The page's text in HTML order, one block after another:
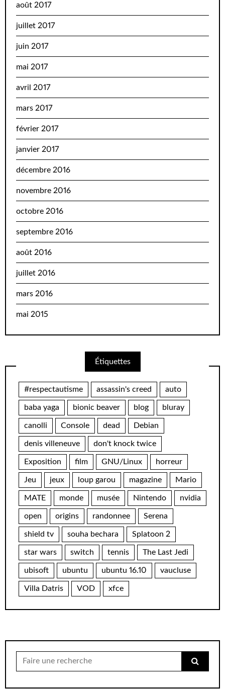
août 2017
juillet 2017
juin 2017
mai 2017
avril 2017
mars 2017
février 2017
janvier 2017
décembre 2016
novembre 2016
octobre 2016
septembre 2016
août 2016
juillet 2016
mars 2016
mai 2015
Étiquettes
#respectautisme assassin's creed auto
baba yaga bionic beaver blog bluray
canolli Console dead Debian
denis villeneuve don't knock twice
Exposition film GNU/Linux horreur
Jeu jeux loup garou magazine Mario
MATE monde musée Nintendo nvidia
open origins randonnee Serena
shield tv souha bechara Splatoon 2
star wars switch tennis The Last Jedi
ubisoft ubuntu ubuntu 16.10 vaucluse
Villa Datris VOD xfce
pour: